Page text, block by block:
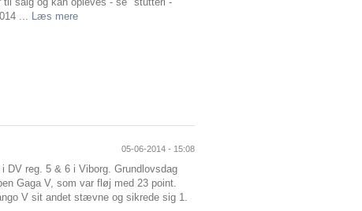
... Læs mere
05-06-2014 - 15:08
DV reg. 5 & 6 i Viborg. Grundlovsdag
Gaga V, som var fløj med 23 point.
V sit andet stævne og sikrede sig 1.